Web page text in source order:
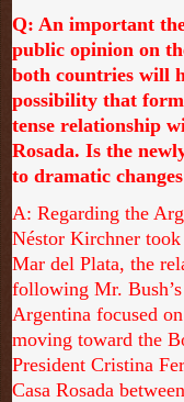
Q: An important
public opinion on
both countries will
possibility that
tense relationship
Rosada. Is the
to dramatic
A: Regarding the
Néstor Kirchner
Mar del Plata, the
following Mr.
Argentina focused
moving toward the
President Cristina
Casa Rosada